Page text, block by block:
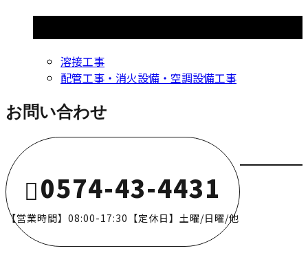
溶接工事
配管工事・消火設備・空調設備工事
お問い合わせ
0574-43-4431
【営業時間】08:00-17:30【定休日】土曜/日曜/他